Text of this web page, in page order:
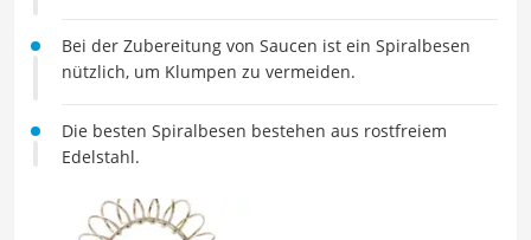
Bei der Zubereitung von Saucen ist ein Spiralbesen
nützlich, um Klumpen zu vermeiden.
Die besten Spiralbesen bestehen aus rostfreiem
Edelstahl.